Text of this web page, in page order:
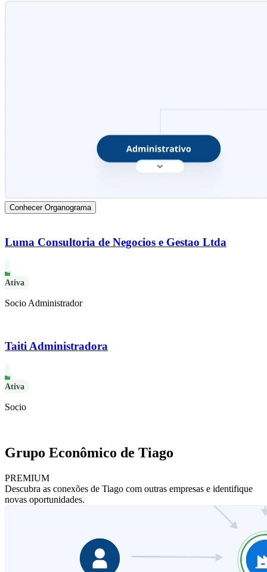
Conhecer Organograma
Luma Consultoria de Negocios e Gestao Ltda
Ativa
Socio Administrador
Taiti Administradora
Ativa
Socio
Grupo Econômico de Tiago
PREMIUM
Descubra as conexões de Tiago com outras empresas e identifique
novas oportunidades.